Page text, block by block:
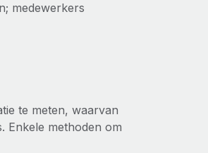
medewerkers
te meten, waarvan
Enkele methoden om